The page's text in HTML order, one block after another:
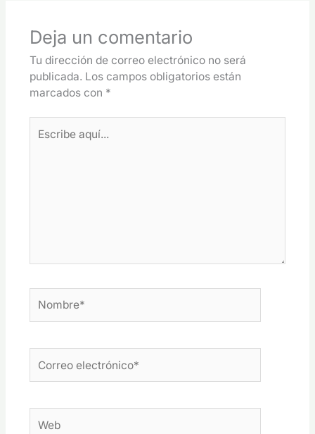
Deja un comentario
Tu dirección de correo electrónico no será
publicada. Los campos obligatorios están
marcados con *
aquí...
electrónico*